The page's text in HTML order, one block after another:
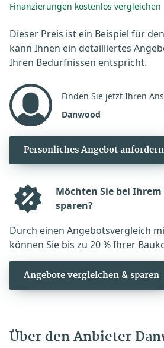
Finanzierungen kostenlos vergleichen
Dieser Preis ist ein Beispiel für
kann Ihnen ein detailliertes
Ihren Bedürfnissen entspricht.
Finden Sie jetzt Ihren
Danwood
Persönliches Angebot anfordern
Möchten Sie bei
sparen?
Durch einen Angebotsvergleich
können Sie bis zu 20 % Ihrer
Angebote vergleichen & sparen
Über den Anbieter